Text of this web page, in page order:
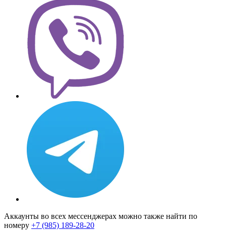
Аккаунты во всех мессенджерах можно также найти по
номеру +7 (985) 189-28-20